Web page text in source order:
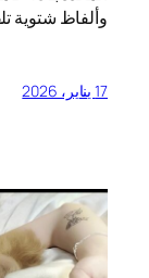
وألفاظ شتوية
17 يناير، 2026